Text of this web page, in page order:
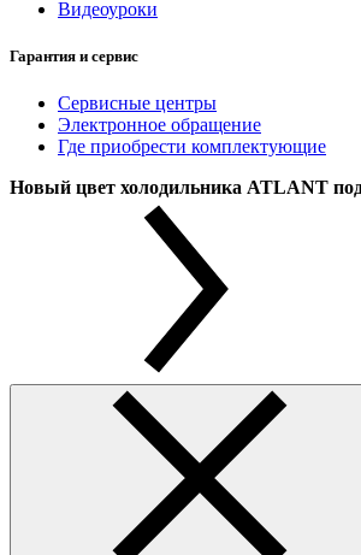
Видеоуроки
Гарантия и сервис
Сервисные центры
Электронное обращение
Где приобрести комплектующие
Новый цвет холодильника ATLANT под